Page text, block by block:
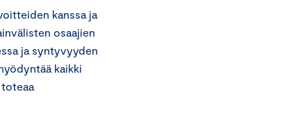
kanssa ja
osaajien
ja syntyvyyden
kaikki